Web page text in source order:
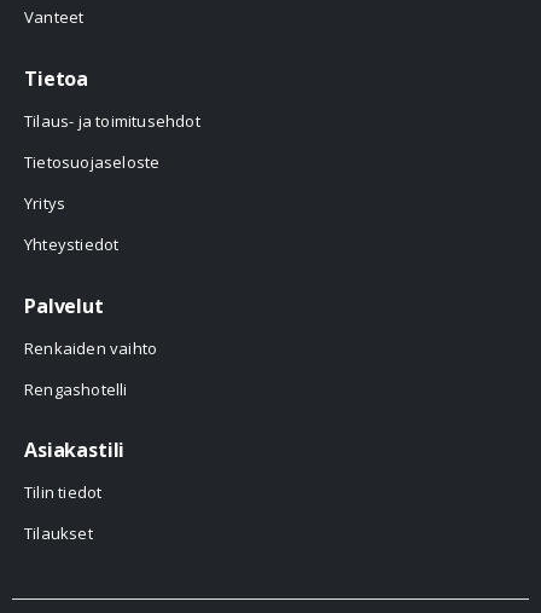
Vanteet
Tietoa
Tilaus- ja toimitusehdot
Tietosuojaseloste
Yritys
Yhteystiedot
Palvelut
Renkaiden vaihto
Rengashotelli
Asiakastili
Tilin tiedot
Tilaukset